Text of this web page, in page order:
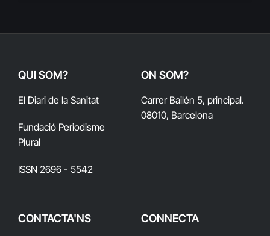
QUI SOM?
El Diari de la Sanitat
Fundació Periodisme
Plural
ISSN 2696 - 5542
ON SOM?
Carrer Bailén 5, principal.
08010, Barcelona
CONTACTA'NS CONNECTA